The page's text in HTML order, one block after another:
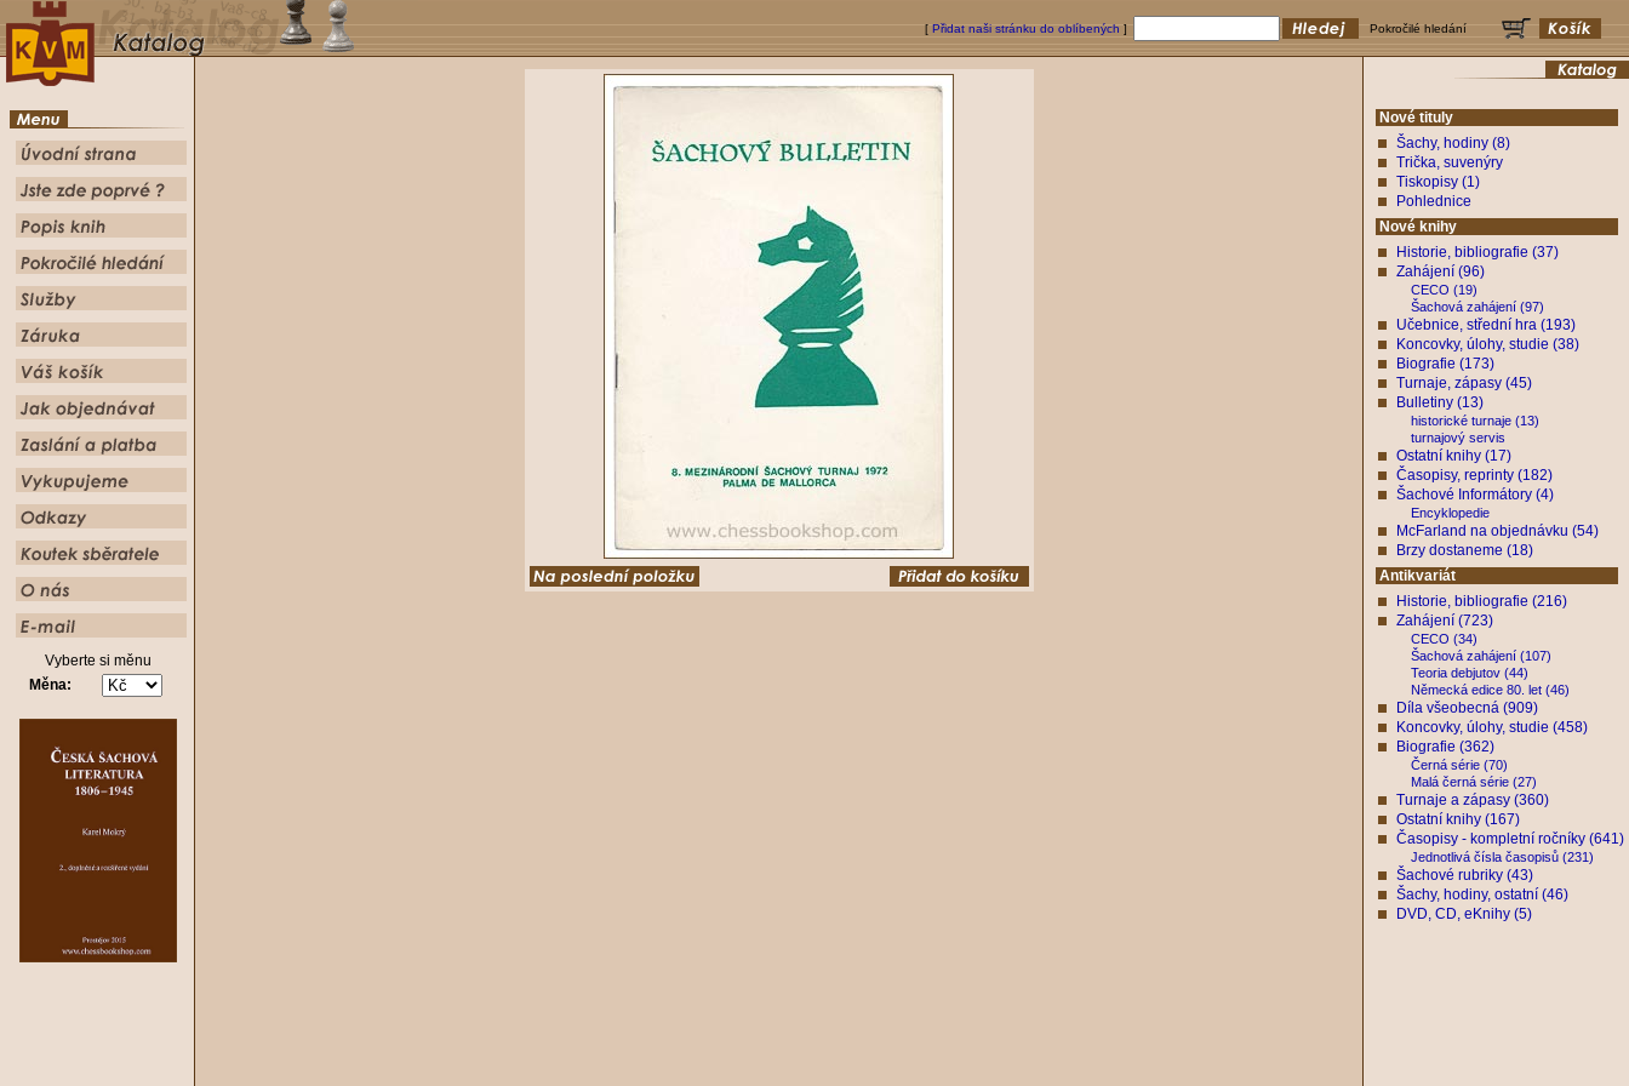
[ Přidat naši stránku do oblíbených ] Pokročilé hledání
Vyberte si měnu
Měna:
Nové tituly
Šachy, hodiny (8)
Trička, suvenýry
Tiskopisy (1)
Pohlednice
Nové knihy
Historie, bibliografie (37)
Zahájení (96)
CECO (19)
Šachová zahájení (97)
Učebnice, střední hra (193)
Koncovky, úlohy, studie (38)
Biografie (173)
Turnaje, zápasy (45)
Bulletiny (13)
historické turnaje (13)
turnajový servis
Ostatní knihy (17)
Časopisy, reprinty (182)
Šachové Informátory (4)
Encyklopedie
McFarland na objednávku (54)
Brzy dostaneme (18)
Antikvariát
Historie, bibliografie (216)
Zahájení (723)
CECO (34)
Šachová zahájení (107)
Teoria debjutov (44)
Německá edice 80. let (46)
Díla všeobecná (909)
Koncovky, úlohy, studie (458)
Biografie (362)
Černá série (70)
Malá černá série (27)
Turnaje a zápasy (360)
Ostatní knihy (167)
Časopisy - kompletní ročníky (641)
Jednotlivá čísla časopisů (231)
Šachové rubriky (43)
Šachy, hodiny, ostatní (46)
DVD, CD, eKnihy (5)